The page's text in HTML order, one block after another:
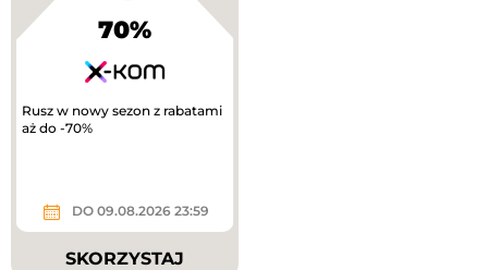
70%
Rusz w nowy sezon z rabatami
aż do -70%
DO 09.08.2026 23:59
SKORZYSTAJ